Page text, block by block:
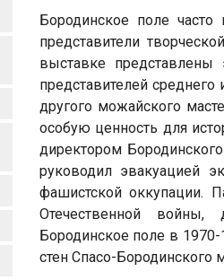
Бородинское поле
представители
выставке
представителей
другого можайского
особую ценность для
директором
руководил эвакуацией
фашистской оккупации.
Отечественной войны,
Бородинское поле в
стен Спасо-Бородинского